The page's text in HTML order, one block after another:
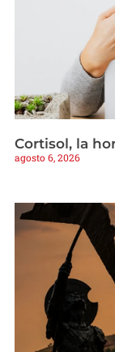
Cortisol, la
agosto 6, 2026